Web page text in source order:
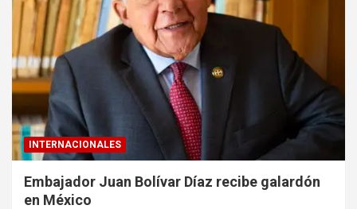
INTERNACIONALES
Embajador Juan Bolívar Díaz recibe galardón
en México